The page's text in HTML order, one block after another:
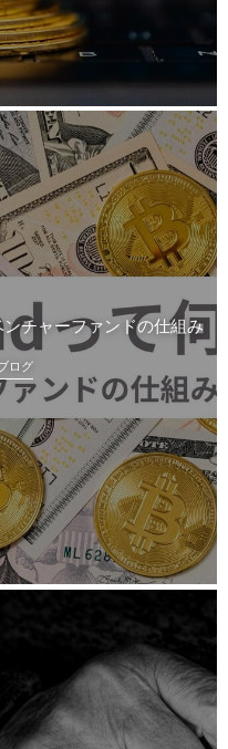
チャーファンドの仕組み
ログ